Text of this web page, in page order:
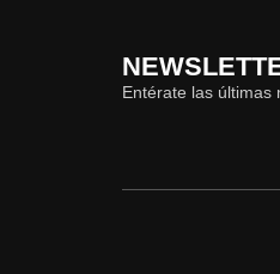
Entérate las últimas